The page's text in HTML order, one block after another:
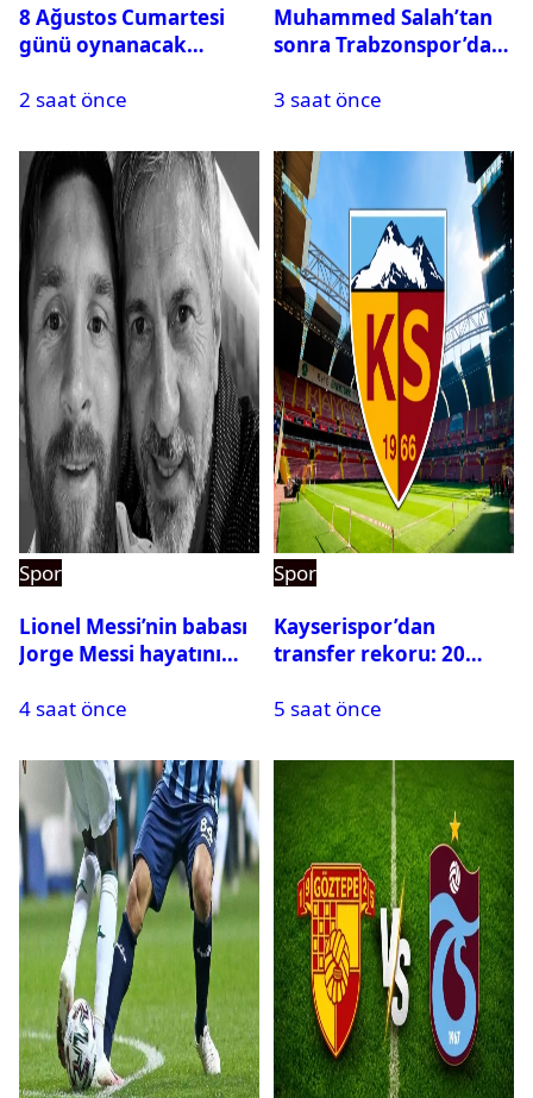
8 Ağustos Cumartesi
günü oynanacak
2 saat önce
Muhammed Salah’tan
sonra Trabzonspor’dan
3 saat önce
Spor
Lionel Messi’nin babası
Jorge Messi hayatını
4 saat önce
Spor
Kayserispor’dan
transfer rekoru: 20
5 saat önce